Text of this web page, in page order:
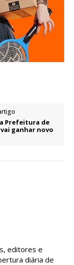
Prefeitura de
ganhar novo
editores e
diária de